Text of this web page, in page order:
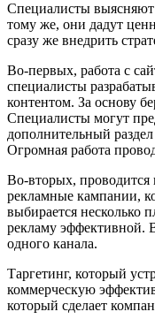
Специалисты
тому же, они дадут
сразу же внедрить
Во-первых, работа с
специалисты
контентом. За основу
Специалисты могут
дополнительный
Огромная работа
Во-вторых, проводится
рекламные кампании,
выбирается несколько
рекламу эффективной.
одного канала.
Таргетинг, который
коммерческую
который сделает